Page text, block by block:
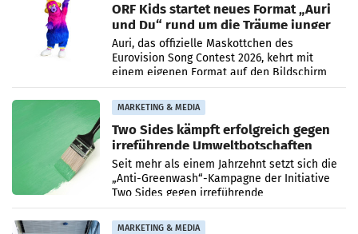
ORF Kids startet neues Format „Auri
und Du“ rund um die Träume junger
Menschen
Auri, das offizielle Maskottchen des
Eurovision Song Contest 2026, kehrt mit
einem eigenen Format auf den Bildschirm
zurück. In der neuen Sendung „Auri und Du“
bei ORF Kids steht
MARKETING & MEDIA
Two Sides kämpft erfolgreich gegen
irreführende Umweltbotschaften
beim Papiereinsatz
Seit mehr als einem Jahrzehnt setzt sich die
„Anti-Greenwash“-Kampagne der Initiative
Two Sides gegen irreführende
Umweltaussagen bei Papierkommunikation
und papierbasierten Verpackungen
MARKETING & MEDIA